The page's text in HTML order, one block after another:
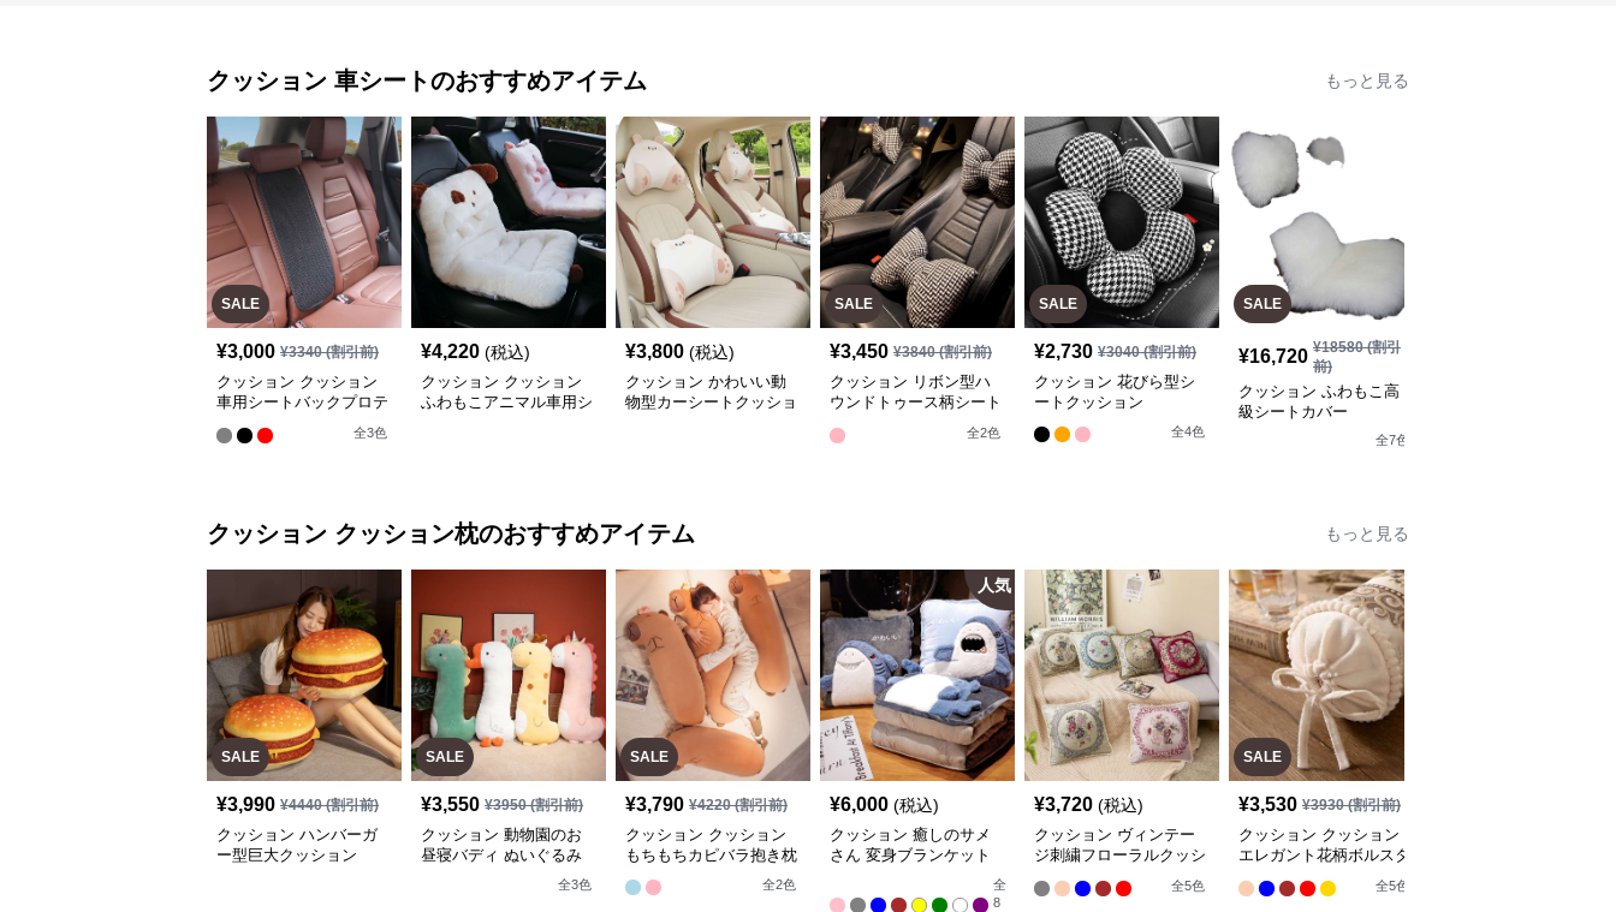
クッション 車シートのおすすめアイテム もっと見る
SALE
¥3,000 ¥3340(割引前)
クッション クッション
車用シートバックプロテ
全3色
¥4,220 (税込)
クッション クッション
ふわもこアニマル車用シ
¥3,800 (税込)
クッション かわいい動
物型カーシートクッショ
SALE
¥3,450 ¥3840(割引前)
クッション リボン型ハ
ウンドトゥース柄シート
全2色
SALE
¥2,730 ¥3040(割引前)
クッション 花びら型シ
ートクッション
全4色
SALE
¥16,720 ¥18580(割引
前)
クッション ふわもこ高
級シートカバー
全7色
クッション クッション枕のおすすめアイテム もっと見る
SALE
¥3,990 ¥4440(割引前)
クッション ハンバーガ
ー型巨大クッション
SALE
¥3,550 ¥3950(割引前)
クッション 動物園のお
昼寝バディ ぬいぐるみ
全3色
SALE
¥3,790 ¥4220(割引前)
クッション クッション
もちもちカピバラ抱き枕
全2色
人気
¥6,000 (税込)
クッション 癒しのサメ
さん 変身ブランケット
全
8
¥3,720 (税込)
クッション ヴィンテー
ジ刺繍フローラルクッシ
全5色
SALE
¥3,530 ¥3930(割引前)
クッション クッション
エレガント花柄ボルスタ
全5色